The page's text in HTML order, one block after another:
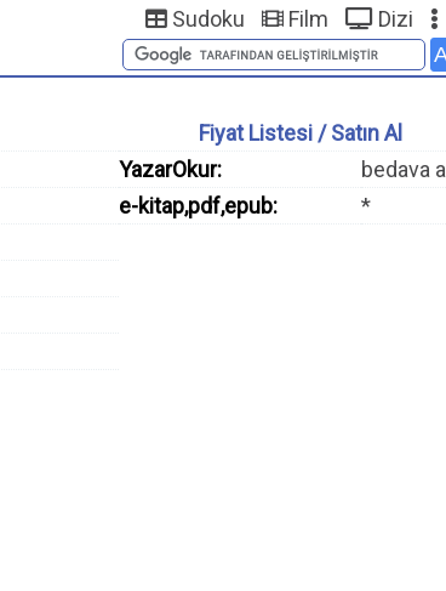
Sudoku Film Dizi
Fiyat Listesi / Satın Al
YazarOkur:
bedava al
e-kitap,pdf,epub:
*